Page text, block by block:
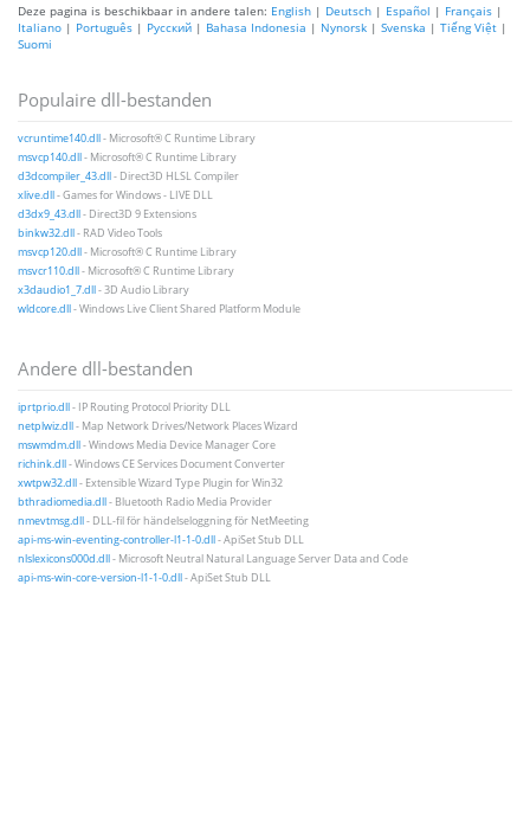
Deze pagina is beschikbaar in andere talen: English | Deutsch | Español | Français |
Italiano | Português | Русский | Bahasa Indonesia | Nynorsk | Svenska | Tiếng Việt |
Suomi
Populaire dll-bestanden
vcruntime140.dll- Microsoft® C Runtime Library
msvcp140.dll- Microsoft® C Runtime Library
d3dcompiler_43.dll- Direct3D HLSL Compiler
xlive.dll- Games for Windows - LIVE DLL
d3dx9_43.dll- Direct3D 9 Extensions
binkw32.dll- RAD Video Tools
msvcp120.dll- Microsoft® C Runtime Library
msvcr110.dll- Microsoft® C Runtime Library
x3daudio1_7.dll- 3D Audio Library
wldcore.dll- Windows Live Client Shared Platform Module
Andere dll-bestanden
iprtprio.dll- IP Routing Protocol Priority DLL
netplwiz.dll- Map Network Drives/Network Places Wizard
mswmdm.dll- Windows Media Device Manager Core
richink.dll- Windows CE Services Document Converter
xwtpw32.dll- Extensible Wizard Type Plugin for Win32
bthradiomedia.dll- Bluetooth Radio Media Provider
nmevtmsg.dll- DLL-fil för händelseloggning för NetMeeting
api-ms-win-eventing-controller-l1-1-0.dll- ApiSet Stub DLL
nlslexicons000d.dll- Microsoft Neutral Natural Language Server Data and Code
api-ms-win-core-version-l1-1-0.dll- ApiSet Stub DLL